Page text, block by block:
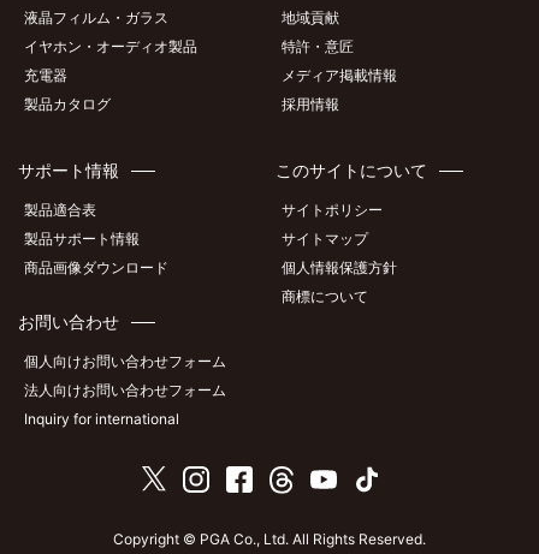
液晶フィルム・ガラス
イヤホン・オーディオ製品
充電器
製品カタログ
地域貢献
特許・意匠
メディア掲載情報
採用情報
サポート情報
製品適合表
製品サポート情報
商品画像ダウンロード
お問い合わせ
個人向けお問い合わせフォーム
法人向けお問い合わせフォーム
Inquiry for international
このサイトについて
サイトポリシー
サイトマップ
個人情報保護方針
商標について
Copyright © PGA Co., Ltd. All Rights Reserved.